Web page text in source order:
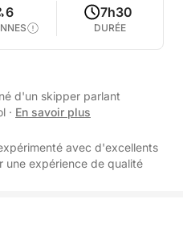
6 7h30
DURÉE
d'un skipper parlant
· En savoir plus
avec d'excellents
une expérience de qualité